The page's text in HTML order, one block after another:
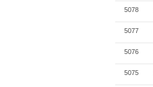
5078
5077
5076
5075